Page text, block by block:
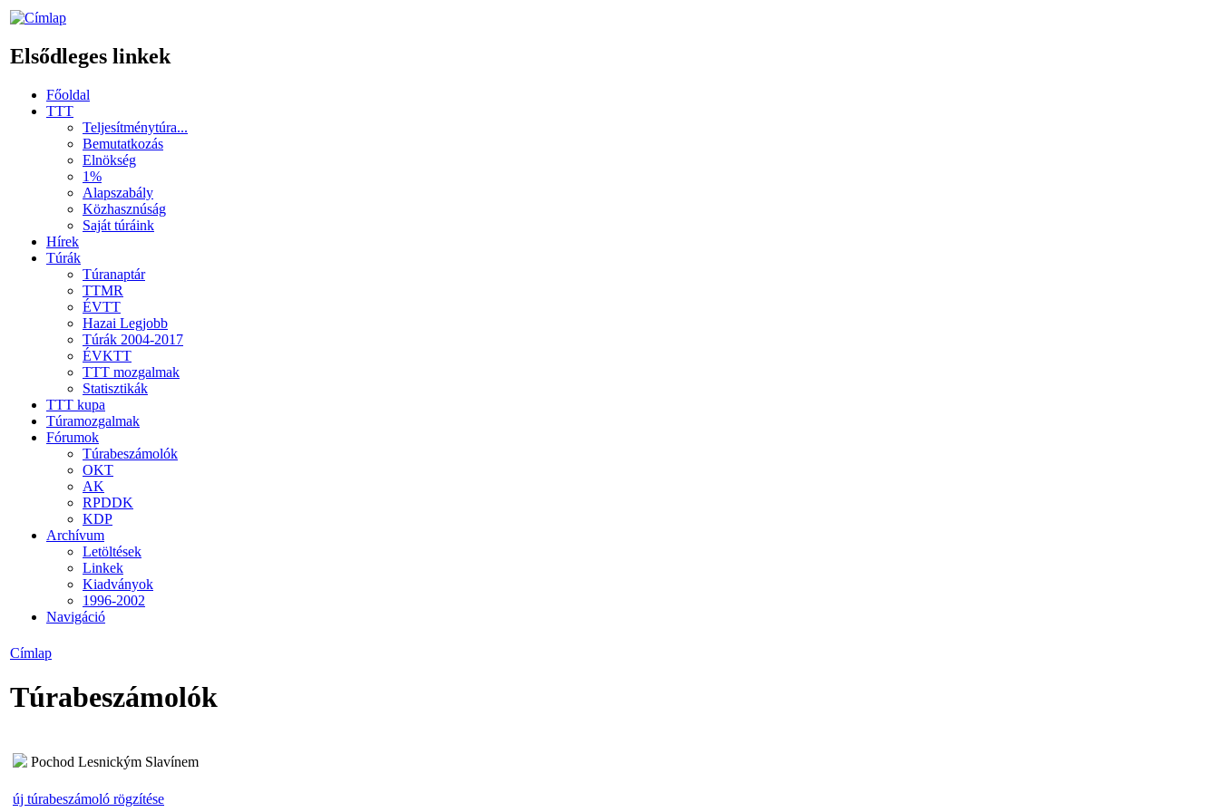
Elsődleges linkek
Főoldal
TTT
Teljesítménytúra...
Bemutatkozás
Elnökség
1%
Alapszabály
Közhasznúság
Saját túráink
Hírek
Túrák
Túranaptár
TTMR
ÉVTT
Hazai Legjobb
Túrák 2004-2017
ÉVKTT
TTT mozgalmak
Statisztikák
TTT kupa
Túramozgalmak
Fórumok
Túrabeszámolók
OKT
AK
RPDDK
KDP
Archívum
Letöltések
Linkek
Kiadványok
1996-2002
Navigáció
Címlap
Túrabeszámolók
Pochod Lesnickým Slavínem
új túrabeszámoló rögzítése